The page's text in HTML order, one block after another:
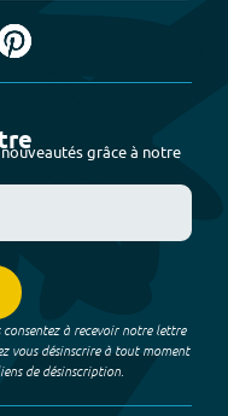
grâce à notre
consentez à recevoir notre lettre
vous désinscrire à tout moment
de désinscription.